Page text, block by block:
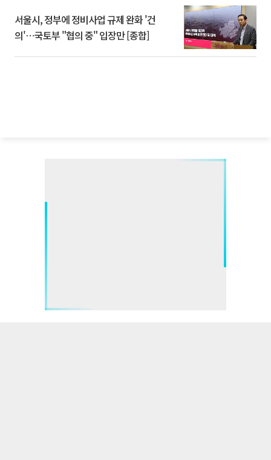
서울시, 정부에 정비사업 규제 완화 '건
의'⋯국토부 "협의 중" 입장만 [종합]